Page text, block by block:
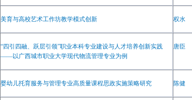
美育与高校艺术工作坊教学模式创新 权水
“四引四融、跃层引领”职业本科专业建设与人才培养创新实践
——以广西城市职业大学现代物流管理专业为例
唐臣
婴幼儿托育服务与管理专业高质量课程思政实施策略研究 陈健